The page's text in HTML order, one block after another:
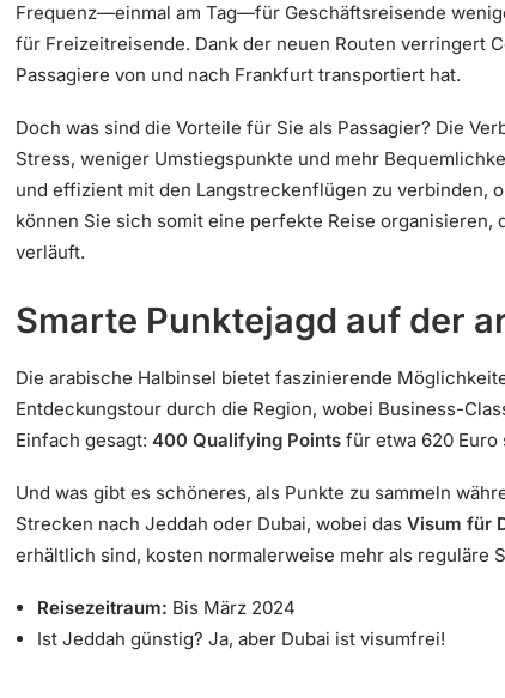
Frequenz—einmal am Tag—für Geschäftsreisende
für Freizeitreisende. Dank der neuen Routen verringert
Passagiere von und nach Frankfurt transportiert hat.
Doch was sind die Vorteile für Sie als Passagier? Die
Stress, weniger Umstiegspunkte und mehr
und effizient mit den Langstreckenflügen zu verbinden,
können Sie sich somit eine perfekte Reise
verläuft.
Smarte Punktejagd auf der
Die arabische Halbinsel bietet faszinierende
Entdeckungstour durch die Region, wobei Business-
Einfach gesagt: 400 Qualifying Points für etwa 620 Euro
Und was gibt es schöneres, als Punkte zu sammeln
Strecken nach Jeddah oder Dubai, wobei das Visum für
erhältlich sind, kosten normalerweise mehr als reguläre
Reisezeitraum: Bis März 2024
Ist Jeddah günstig? Ja, aber Dubai ist visumfrei!